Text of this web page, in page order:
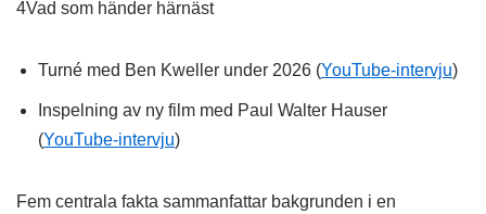
4Vad som händer härnäst
Turné med Ben Kweller under 2026 (YouTube-intervju)
Inspelning av ny film med Paul Walter Hauser
(YouTube-intervju)
Fem centrala fakta sammanfattar bakgrunden i en